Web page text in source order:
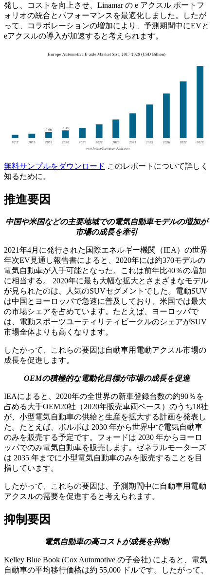
発し、コストを向上させ、Linamar の e アクスル ポートフ
ォリオの統合とパフォーマンスを最適化しました。したが
って、コラボレーションの増加により、予測期間中にEVと
eアクスルの導入が加速すると考えられます。
無料サンプルをダウンロード このレポートについて詳しく
知るために。
推進要因
中国や米国などの主要地域での電気自動車モデルの増加が
市場の成長を牽引
2021年4月に発行された国際エネルギー機関（IEA）の世界
年次EV見通し報告書によると、2020年には約370モデルの
電気自動車が入手可能となった。これは前年比40％の増加
に相当する。 2020年に最も大幅な拡大とさまざまなモデル
が見られたのは、人気のSUVセグメントでした。電動SUV
は中国とヨーロッパで急速に普及しており、米国では最大
の市場シェアを占めています。たとえば、ヨーロッパで
は、電動スポーツユーティリティビークルのシェアがSUV
市場全体よりも高くなります。
したがって、これらの要因は自動車用電動アクスル市場の
成長を促進します。
OEMの積極的な電動化目標が市場の成長を促進
IEAによると、2020年の全世界の新車登録台数の約90％を
占める大手OEM20社（2020年販売車両ベース）のうち18社
が、小型電気自動車の供給と生産を拡大する計画を発表し
た。たとえば、ボルボは 2030 年から世界中で電気自動車
のみを販売する予定です。フォードは 2030 年からヨーロ
ッパでのみ電気自動車を販売します。ゼネラルモーターズ
は 2035 年までに小型電気自動車のみを販売することを目
指しています。
したがって、これらの要因は、予測期間中に自動車用電動
アクスルの需要を促進すると考えられます。
抑制要因
電気自動車の高コストが成長を抑制
Kelley Blue Book (Cox Automotive の子会社) によると、電気
自動車の平均移行価格は約 55,000 ドルです。したがって、